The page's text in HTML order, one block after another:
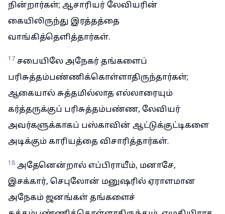
நின்றார்கள்; ஆசாரியர் லேவியரின்
கையிலிருந்து இரத்தத்தை
வாங்கித்தெளித்தார்கள்.
17 சபையிலே அநேகர் தங்களைப்
பரிசுத்தம்பண்ணிக்கொள்ளாதிருந்தார்கள்;
ஆகையால் சுத்தமில்லாத எல்லாரையும்
கர்த்தருக்குப் பரிசுத்தம்பண்ண, லேவியர்
அவர்களுக்காகப் பஸ்காவின் ஆட்டுக்குட்டிகளை
அடிக்கும் காரியத்தை விசாரித்தார்கள்.
18 அதேனென்றால் எப்பிராயீம், மனாசே,
இசக்கார், செபுலோன் மனுஷரில் ஏராளமான
அநேகம் ஜனங்கள் தங்களைச்